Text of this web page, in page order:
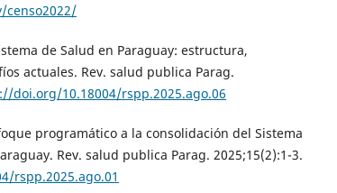
censo2022/
de Salud en Paraguay: estructura,
actuales. Rev. salud publica Parag.
doi.org/10.18004/rspp.2025.ago.06
programático a la consolidación del Sistema
Rev. salud publica Parag. 2025;15(2):1-3.
rspp.2025.ago.01